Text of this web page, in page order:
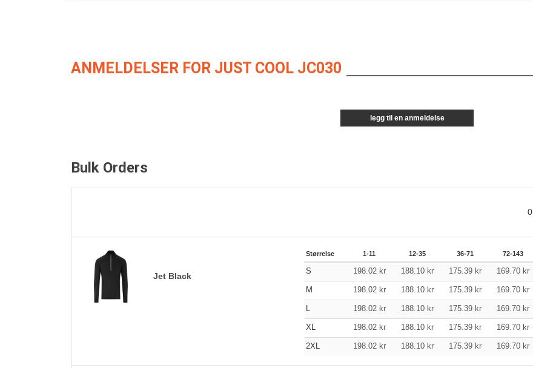
ANMELDELSER FOR JUST COOL JC030
legg til en anmeldelse
Bulk Orders
0
Jet Black
Størrelse 1-11 12-35 36-71 72-143
S 198.02 kr 188.10 kr 175.39 kr 169.70 kr
M 198.02 kr 188.10 kr 175.39 kr 169.70 kr
198.02 kr 188.10 kr 175.39 kr 169.70 kr
XL 198.02 kr 188.10 kr 175.39 kr 169.70 kr
2XL 198.02 kr 188.10 kr 175.39 kr 169.70 kr